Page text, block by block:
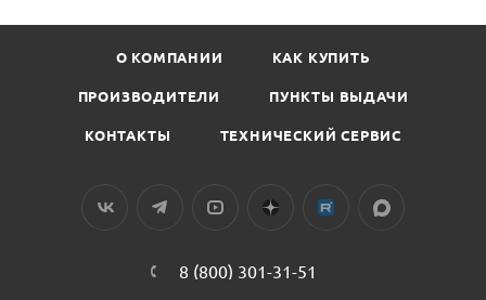
О КОМПАНИИ КАК КУПИТЬ
ПРОИЗВОДИТЕЛИ ПУНКТЫ ВЫДАЧИ
КОНТАКТЫ ТЕХНИЧЕСКИЙ СЕРВИС
8 (800) 301-31-51